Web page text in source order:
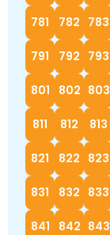
781 782 783
791 792 793
801 802 803
811 812 813
821 822 823
831 832 833
841 842 843